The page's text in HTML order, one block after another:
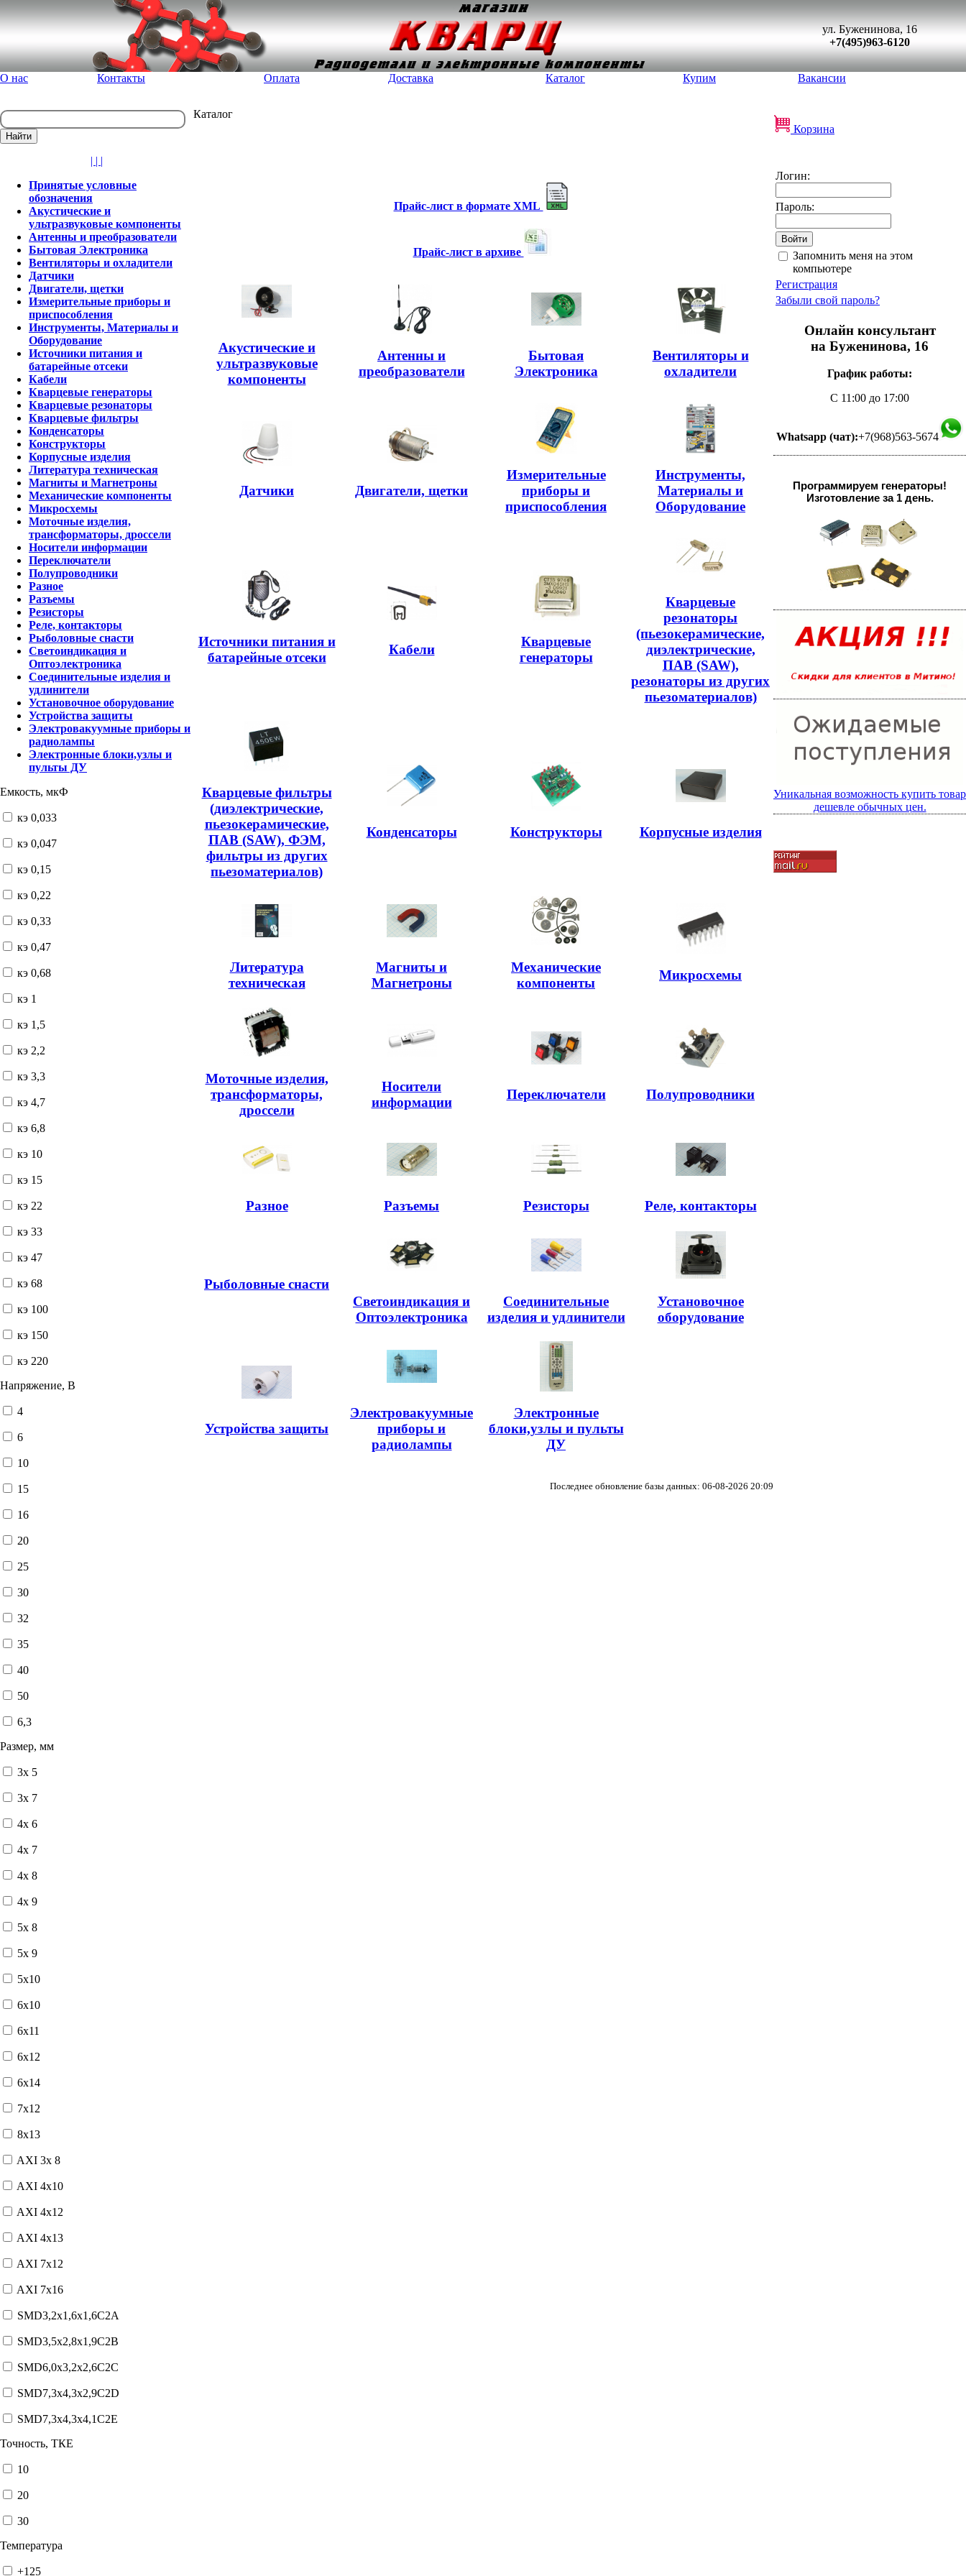
ул. Буженинова, 16
+7(495)963-6120
О нас Контакты Оплата Доставка Каталог Купим Вакансии
Каталог
Корзина
| | |
Принятые условные
обозначения
Акустические и
ультразвуковые компоненты
Антенны и преобразователи
Бытовая Электроника
Вентиляторы и охладители
Датчики
Двигатели, щетки
Измерительные приборы и
приспособления
Инструменты, Материалы и
Оборудование
Источники питания и
батарейные отсеки
Кабели
Кварцевые генераторы
Кварцевые резонаторы
Кварцевые фильтры
Конденсаторы
Конструкторы
Корпусные изделия
Литература техническая
Магниты и Магнетроны
Механические компоненты
Микросхемы
Моточные изделия,
трансформаторы, дроссели
Носители информации
Переключатели
Полупроводники
Разное
Разъемы
Резисторы
Реле, контакторы
Рыболовные снасти
Светоиндикация и
Оптоэлектроника
Соединительные изделия и
удлинители
Установочное оборудование
Устройства защиты
Электровакуумные приборы и
радиолампы
Электронные блоки,узлы и
пульты ДУ
Емкость, мкФ
кэ 0,033
кэ 0,047
кэ 0,15
кэ 0,22
кэ 0,33
кэ 0,47
кэ 0,68
кэ 1
кэ 1,5
кэ 2,2
кэ 3,3
кэ 4,7
кэ 6,8
кэ 10
кэ 15
кэ 22
кэ 33
кэ 47
кэ 68
кэ 100
кэ 150
кэ 220
Напряжение, В
4
6
10
15
16
20
25
30
32
35
40
50
6,3
Размер, мм
3x 5
3x 7
4x 6
4x 7
4x 8
4x 9
5x 8
5x 9
5x10
6x10
6x11
6x12
6x14
7x12
8x13
AXI 3x 8
AXI 4x10
AXI 4x12
AXI 4x13
AXI 7x12
AXI 7x16
SMD3,2x1,6x1,6C2A
SMD3,5x2,8x1,9C2B
SMD6,0x3,2x2,6C2C
SMD7,3x4,3x2,9C2D
SMD7,3x4,3x4,1C2E
Точность, ТКЕ
10
20
30
Температура
+125
Прайс-лист в формате XML
Прайс-лист в архиве
Акустические и
ультразвуковые
компоненты
Антенны и
преобразователи
Бытовая
Электроника
Вентиляторы и
охладители
Датчики Двигатели, щетки
Измерительные
приборы и
приспособления
Инструменты,
Материалы и
Оборудование
Источники питания и
батарейные отсеки
Кабели
Кварцевые
генераторы
Кварцевые
резонаторы
(пьезокерамические,
диэлектрические,
ПАВ (SAW),
резонаторы из других
пьезоматериалов)
Кварцевые фильтры
(диэлектрические,
пьезокерамические,
ПАВ (SAW), ФЭМ,
фильтры из других
пьезоматериалов)
Конденсаторы Конструкторы Корпусные изделия
Литература
техническая
Магниты и
Магнетроны
Механические
компоненты
Микросхемы
Моточные изделия,
трансформаторы,
дроссели
Носители
информации
Переключатели Полупроводники
Разное Разъемы Резисторы Реле, контакторы
Рыболовные снасти
Светоиндикация и
Оптоэлектроника
Соединительные
изделия и удлинители
Установочное
оборудование
Устройства защиты
Электровакуумные
приборы и
радиолампы
Электронные
блоки,узлы и пульты
ДУ
Последнее обновление базы данных: 06-08-2026 20:09
Логин:
Пароль:
Запомнить меня на этом
компьютере
Регистрация
Забыли свой пароль?
Онлайн консультант
на Буженинова, 16
График работы:
С 11:00 до 17:00
Whatsapp (чат):+7(968)563-5674
Программируем генераторы!
Изготовление за 1 день.
Уникальная возможность купить товар
дешевле обычных цен.